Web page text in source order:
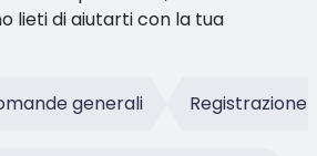
lieti di aiutarti con la tua
generali Registrazione